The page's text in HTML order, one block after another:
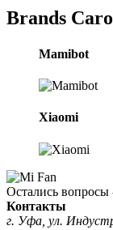
Brands
Mamibot
Xiaomi
Остались вопросы
Контакты
г. Уфа, ул.